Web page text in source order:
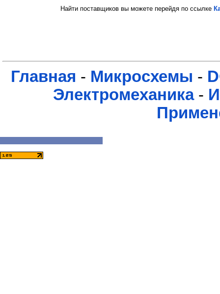
Найти поставщиков вы можете перейдя по ссылке
Главная - Микросхемы -
Электромеханика-